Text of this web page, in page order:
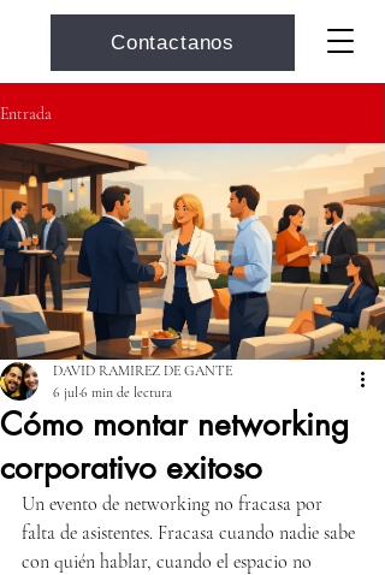
Contactanos
Entrada
Cómo montar networking
corporativo exitoso
DAVID RAMIREZ DE GANTE
6 jul6 min de lectura
Un evento de networking no fracasa por
falta de asistentes. Fracasa cuando nadie sabe
con quién hablar, cuando el espacio no